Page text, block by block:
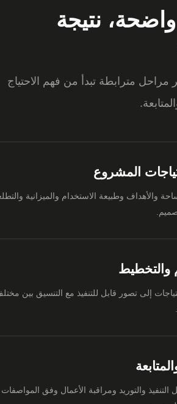
نتيجة
تبدأ من فهم الاحتياج
وطبيعة الاستخدام والميزانية والتطلعات
تصور قابل للتنفيذ مع التنسيق بين مختلف
ومراقبة الأعمال وفق المواصفات